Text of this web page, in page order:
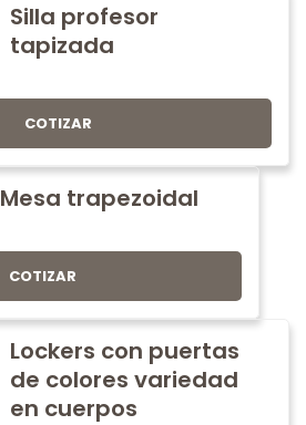
Silla profesor
tapizada
COTIZAR
Mesa trapezoidal
COTIZAR
Lockers con puertas
de colores variedad
en cuerpos